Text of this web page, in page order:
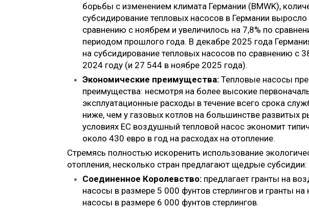
борьбы с изменением климата Германии (BMWK),
субсидирование тепловых насосов в Германии
сравнению с ноябрем и увеличилось на 7,8% по
периодом прошлого года. В декабре 2025 года
на субсидирование тепловых насосов по сравнению с
2024 году (и 27 544 в ноябре 2025 года).
Экономические преимущества: Тепловые насосы
преимущества: несмотря на более высокие
эксплуатационные расходы в течение всего срока
ниже, чем у газовых котлов на большинстве развитых
условиях ЕС воздушный тепловой насос экономит
около 430 евро в год на расходах на отопление.
Стремясь полностью искоренить использование
отопления, несколько стран предлагают щедрые субсидии:
Соединенное Королевство: предлагает гранты на
насосы в размере 5 000 фунтов стерлингов и гранты
насосы в размере 6 000 фунтов стерлингов.